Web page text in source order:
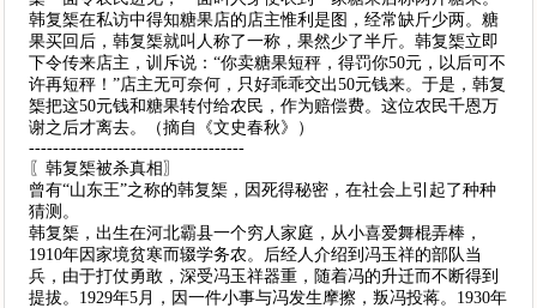
韩复榘在私访中得知糖果店的店主惟利是图，经常缺斤少两。糖
果买回后，韩复榘就叫人称了一称，果然少了半斤。韩复榘立即
下令传来店主，训斥说：“你卖糖果短秤，得罚你50元，以后可不
许再短秤！”店主无可奈何，只好乖乖交出50元钱来。于是，韩复
榘把这50元钱和糖果转付给农民，作为赔偿费。这位农民千恩万
谢之后才离去。（摘自《文史春秋》）
------------------------------------
〖韩复榘被杀真相〗
曾有“山东王”之称的韩复榘，因死得秘密，在社会上引起了种种
猜测。
韩复榘，出生在河北霸县一个穷人家庭，从小喜爱舞棍弄棒，
1910年因家境贫寒而辍学务农。后经人介绍到冯玉祥的部队当
兵，由于打仗勇敢，深受冯玉祥器重，随着冯的升迁而不断得到
提拔。1929年5月，因一件小事与冯发生摩擦，叛冯投蒋。1930年